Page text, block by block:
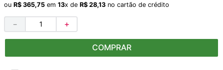
ou R$ 365,75 em 13x de R$ 28,13 no cartão de crédito
＋
－
COMPRAR